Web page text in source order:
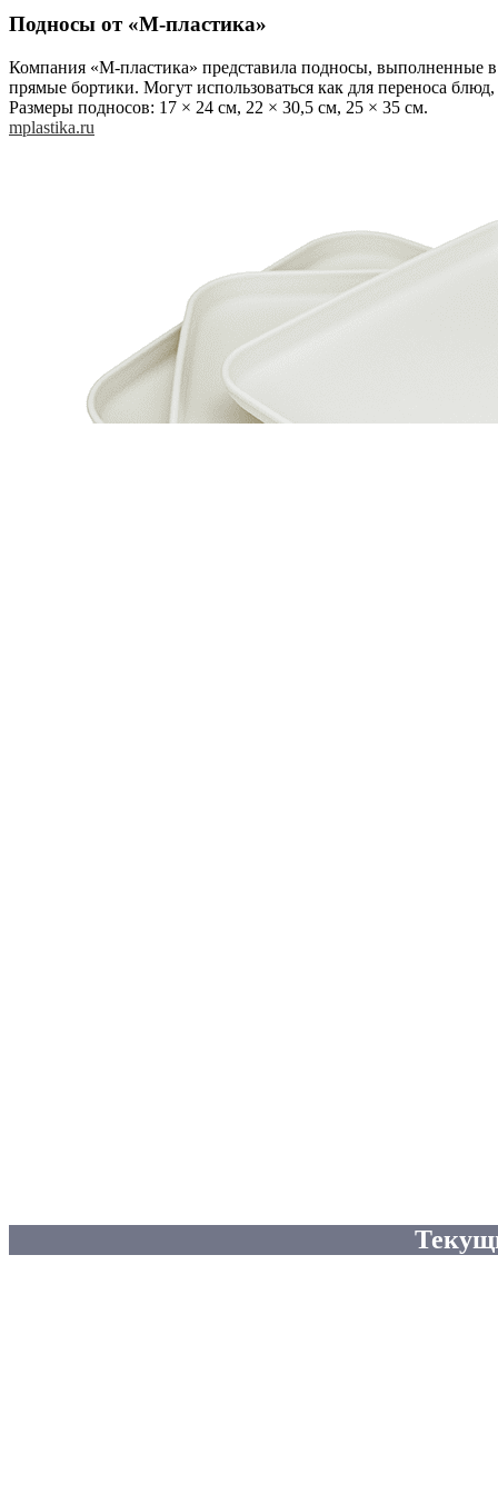
Подносы от «М-пластика»
Компания «М-пластика» представила подносы, выполненные
прямые бортики. Могут использоваться как для переноса
Размеры подносов: 17 × 24 см, 22 × 30,5 см, 25 × 35 см.
mplastika.ru